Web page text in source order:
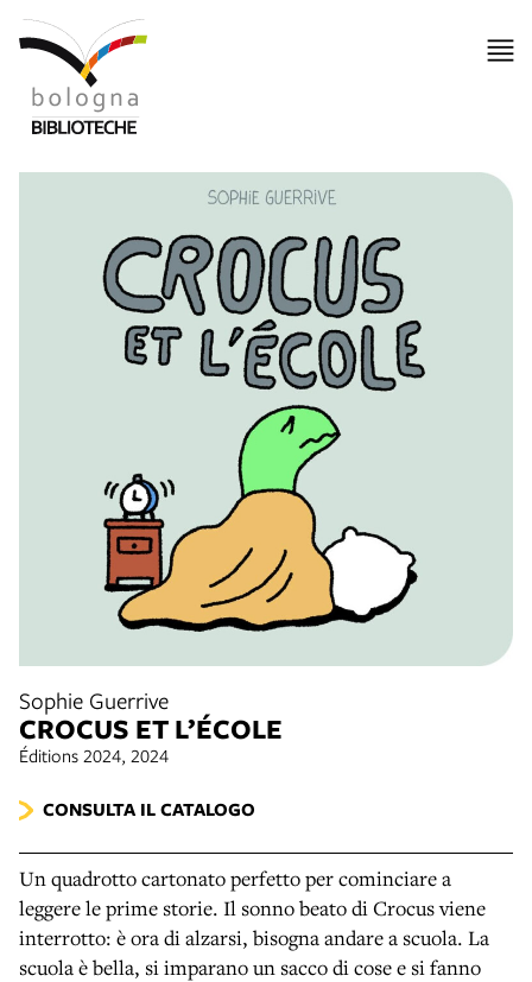
Sophie Guerrive
CROCUS ET L’ÉCOLE
Éditions 2024, 2024
CONSULTA IL CATALOGO
Un quadrotto cartonato perfetto per cominciare a
leggere le prime storie. Il sonno beato di Crocus viene
interrotto: è ora di alzarsi, bisogna andare a scuola. La
scuola è bella, si imparano un sacco di cose e si fanno